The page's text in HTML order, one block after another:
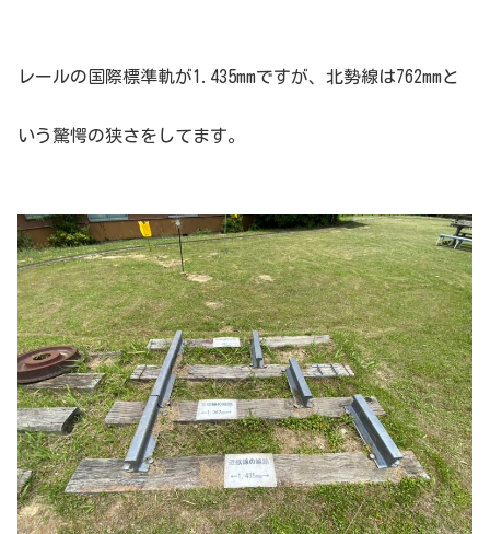
レールの国際標準軌が1.435mmですが、北勢線は762mmと
いう驚愕の狭さをしてます。